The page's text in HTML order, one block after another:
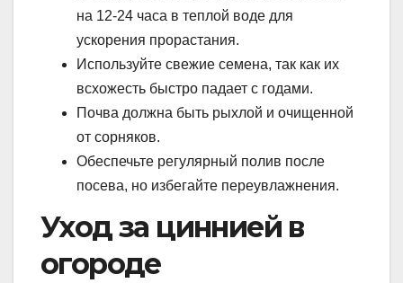
на 12-24 часа в теплой воде для
ускорения прорастания.
Используйте свежие семена, так как их
всхожесть быстро падает с годами.
Почва должна быть рыхлой и очищенной
от сорняков.
Обеспечьте регулярный полив после
посева, но избегайте переувлажнения.
Уход за циннией в
огороде